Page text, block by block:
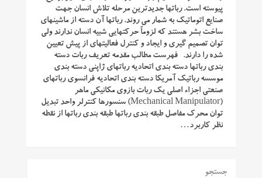
پیوسته است. رباتها جدیدترین مرحله تلاش انسان جهت
صنایع اتوماتیک به شمار می روند. رباتها آن دسته از ماشینهای
ساخت بشر هستند که لزوماً حرکتهایی شبیه انسان ندارند ولی
توان تصمیم گیری و ایجاد و کنترل فعالیتهای از پیش تعیین
شده را دارند. فهرست مطالب مقدمه تعریف ربات دسته
بندی رباتها دسته بندی اتحادیه رباتهای ژاپنی دسته بندی
موسسه رباتیک آمریکا دسته بندی اتحادیه فرانسوی رباتهای
صنعتی اجزاء اصلی یک ربات بازوی مکانیکی ماهر
(Mechanical Manipulator) سنسورها کنترلر واحد تبدیل
توان محرک مفاصل طبقه بندی رباتها طبقه بندی رباتها از نقطه
نظر کاربرد…
جستجو